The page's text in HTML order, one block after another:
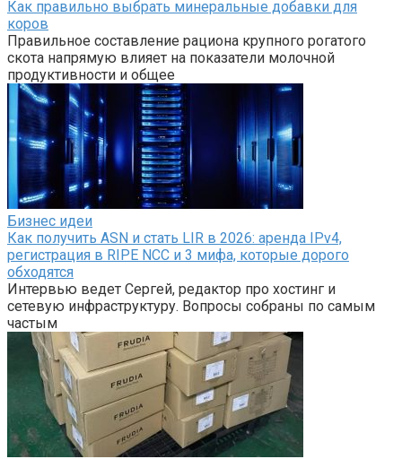
Как правильно выбрать минеральные добавки для
коров
Правильное составление рациона крупного рогатого
скота напрямую влияет на показатели молочной
продуктивности и общее
Бизнес идеи
Как получить ASN и стать LIR в 2026: аренда IPv4,
регистрация в RIPE NCC и 3 мифа, которые дорого
обходятся
Интервью ведет Сергей, редактор про хостинг и
сетевую инфраструктуру. Вопросы собраны по самым
частым